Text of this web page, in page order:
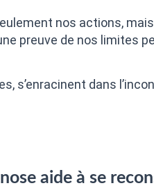
nos actions,
preuve de nos limites
s’enracinent dans
aide à se